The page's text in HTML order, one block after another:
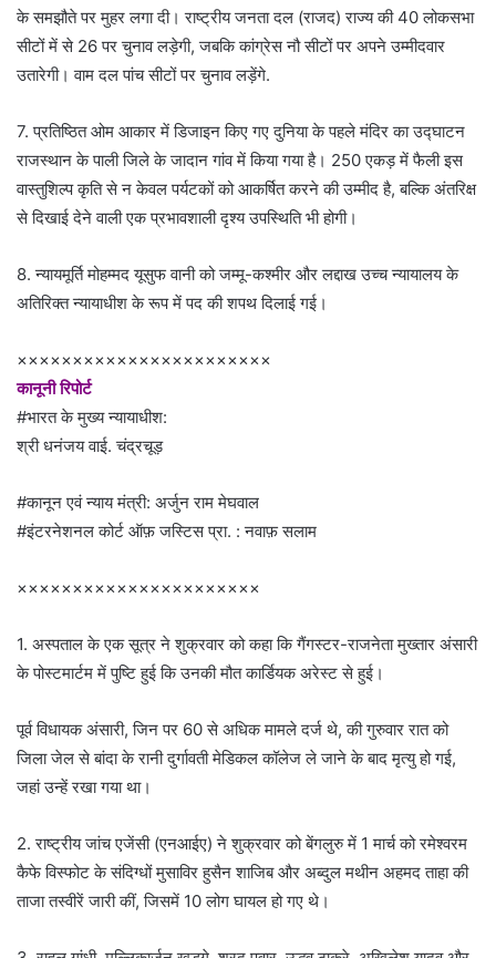
के समझौते पर मुहर लगा दी। राष्ट्रीय जनता दल (राजद) राज्य की 40 लोकसभा
सीटों में से 26 पर चुनाव लड़ेगी, जबकि कांग्रेस नौ सीटों पर अपने उम्मीदवार
उतारेगी। वाम दल पांच सीटों पर चुनाव लड़ेंगे.
7. प्रतिष्ठित ओम आकार में डिजाइन किए गए दुनिया के पहले मंदिर का उद्घाटन
राजस्थान के पाली जिले के जादान गांव में किया गया है। 250 एकड़ में फैली इस
वास्तुशिल्प कृति से न केवल पर्यटकों को आकर्षित करने की उम्मीद है, बल्कि अंतरिक्ष
से दिखाई देने वाली एक प्रभावशाली दृश्य उपस्थिति भी होगी।
8. न्यायमूर्ति मोहम्मद यूसुफ वानी को जम्मू-कश्मीर और लद्दाख उच्च न्यायालय के
अतिरिक्त न्यायाधीश के रूप में पद की शपथ दिलाई गई।
×××××××××××××××××××××××
कानूनी रिपोर्ट
#भारत के मुख्य न्यायाधीश:
श्री धनंजय वाई. चंद्रचूड़
#कानून एवं न्याय मंत्री: अर्जुन राम मेघवाल
#इंटरनेशनल कोर्ट ऑफ़ जस्टिस प्रा. : नवाफ़ सलाम
××××××××××××××××××××××
1. अस्पताल के एक सूत्र ने शुक्रवार को कहा कि गैंगस्टर-राजनेता मुख्तार अंसारी
के पोस्टमार्टम में पुष्टि हुई कि उनकी मौत कार्डियक अरेस्ट से हुई।
पूर्व विधायक अंसारी, जिन पर 60 से अधिक मामले दर्ज थे, की गुरुवार रात को
जिला जेल से बांदा के रानी दुर्गावती मेडिकल कॉलेज ले जाने के बाद मृत्यु हो गई,
जहां उन्हें रखा गया था।
2. राष्ट्रीय जांच एजेंसी (एनआईए) ने शुक्रवार को बेंगलुरु में 1 मार्च को रमेश्वरम
कैफे विस्फोट के संदिग्धों मुसाविर हुसैन शाजिब और अब्दुल मथीन अहमद ताहा की
ताजा तस्वीरें जारी कीं, जिसमें 10 लोग घायल हो गए थे।